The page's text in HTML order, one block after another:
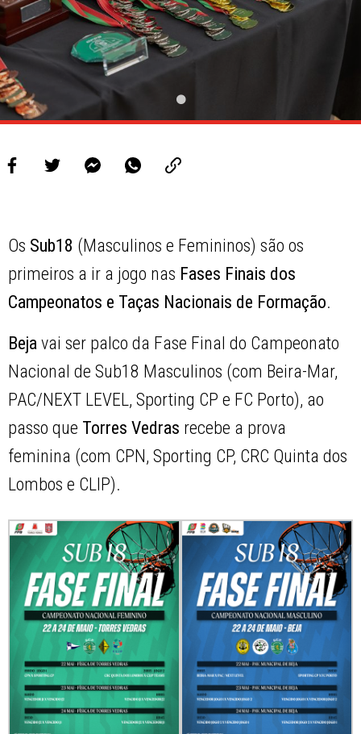
Os Sub18 (Masculinos e Femininos) são os
primeiros a ir a jogo nas Fases Finais dos
Campeonatos e Taças Nacionais de Formação.
Beja vai ser palco da Fase Final do Campeonato
Nacional de Sub18 Masculinos (com Beira-Mar,
PAC/NEXT LEVEL, Sporting CP e FC Porto), ao
passo que Torres Vedras recebe a prova
feminina (com CPN, Sporting CP, CRC Quinta dos
Lombos e CLIP).